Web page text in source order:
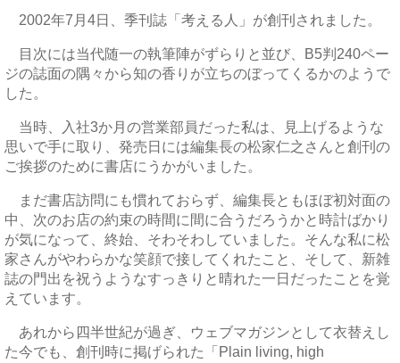
2002年7月4日、季刊誌「考える人」が創刊されました。
目次には当代随一の執筆陣がずらりと並び、B5判240ペー
ジの誌面の隅々から知の香りが立ちのぼってくるかのようで
した。
当時、入社3か月の営業部員だった私は、見上げるような
思いで手に取り、発売日には編集長の松家仁之さんと創刊の
ご挨拶のために書店にうかがいました。
まだ書店訪問にも慣れておらず、編集長ともほぼ初対面の
中、次のお店の約束の時間に間に合うだろうかと時計ばかり
が気になって、終始、そわそわしていました。そんな私に松
家さんがやわらかな笑顔で接してくれたこと、そして、新雑
誌の門出を祝うようなすっきりと晴れた一日だったことを覚
えています。
あれから四半世紀が過ぎ、ウェブマガジンとして衣替えし
た今でも、創刊時に掲げられた「Plain living, high